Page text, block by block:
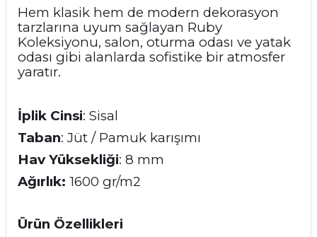
Hem klasik hem de modern dekorasyon
tarzlarına uyum sağlayan Ruby
Koleksiyonu, salon, oturma odası ve yatak
odası gibi alanlarda sofistike bir atmosfer
yaratır.
İplik Cinsi: Sisal
Taban: Jüt / Pamuk karışımı
Hav Yüksekliği: 8 mm
Ağırlık: 1600 gr/m2
Ürün Özellikleri